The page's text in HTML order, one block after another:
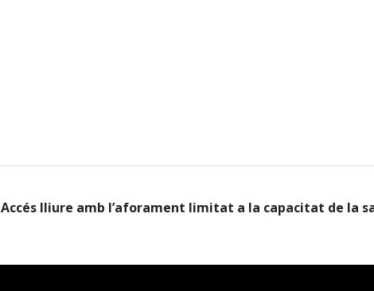
Accés lliure amb l’aforament limitat a la capacitat de la